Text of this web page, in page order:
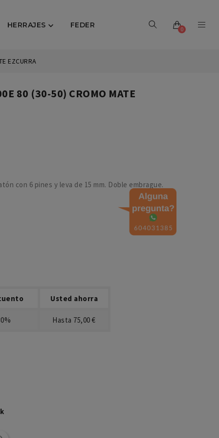
HERRAJES  FEDER 0
EZCURRA
80 (30-50) CROMO MATE
con 6 pines y leva de 15 mm. Doble embrague.
Usted ahorra
Hasta 75,00 €